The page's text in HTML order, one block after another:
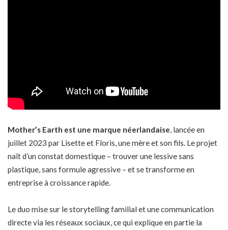
Mother’s Earth est une marque néerlandaise, lancée en
juillet 2023 par Lisette et Floris, une mère et son fils. Le projet
naît d’un constat domestique – trouver une lessive sans
plastique, sans formule agressive – et se transforme en
entreprise à croissance rapide.
Le duo mise sur le storytelling familial et une communication
directe via les réseaux sociaux, ce qui explique en partie la